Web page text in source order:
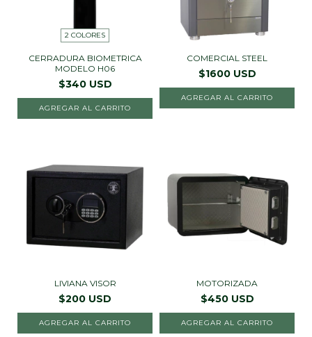
2 COLORES
CERRADURA BIOMETRICA
MODELO H06
$340 USD
AGREGAR AL CARRITO
COMERCIAL STEEL
$1600 USD
AGREGAR AL CARRITO
LIVIANA VISOR
$200 USD
AGREGAR AL CARRITO
MOTORIZADA
$450 USD
AGREGAR AL CARRITO